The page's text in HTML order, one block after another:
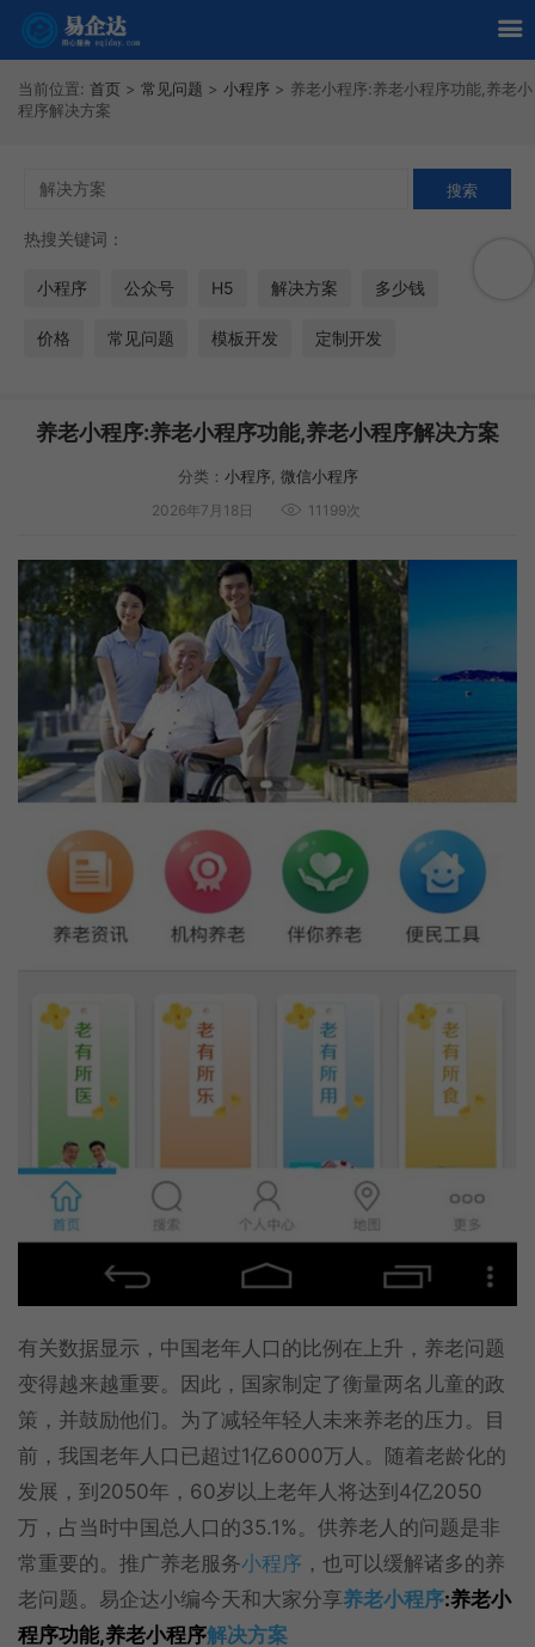
当前位置: 首页 > 常见问题 > 小程序 > 养老小程序:养老小程序功能,养老小
程序解决方案
热搜关键词：
小程序 公众号 H5 解决方案 多少钱
价格 常见问题 模板开发 定制开发
养老小程序:养老小程序功能,养老小程序解决方案
分类： 小程序 微信小程序
2026年7月18日 11199次
有关数据显示，中国老年人口的比例在上升，养老问题
变得越来越重要。因此，国家制定了衡量两名儿童的政
策，并鼓励他们。为了减轻年轻人未来养老的压力。目
前，我国老年人口已超过1亿6000万人。随着老龄化的
发展，到2050年，60岁以上老年人将达到4亿2050
万，占当时中国总人口的35.1%。供养老人的问题是非
常重要的。推广养老服务小程序 ，也可以缓解诸多的养
老问题。易企达小编今天和大家分享养老小程序:养老小
程序功能,养老小程序解决方案